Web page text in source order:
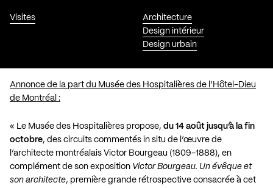
Visites
Architecture
Design intérieur
Design urbain
Annonce de la part du Musée des Hospitalières de l’Hôtel-Dieu
de Montréal :
« Le Musée des Hospitalières propose, du 14 août jusqu’à la fin
octobre, des circuits commentés in situ de l’œuvre de
l’architecte montréalais Victor Bourgeau (1809-1888), en
complément de son exposition Victor Bourgeau. Un évêque et
son architecte, première grande rétrospective consacrée à cet